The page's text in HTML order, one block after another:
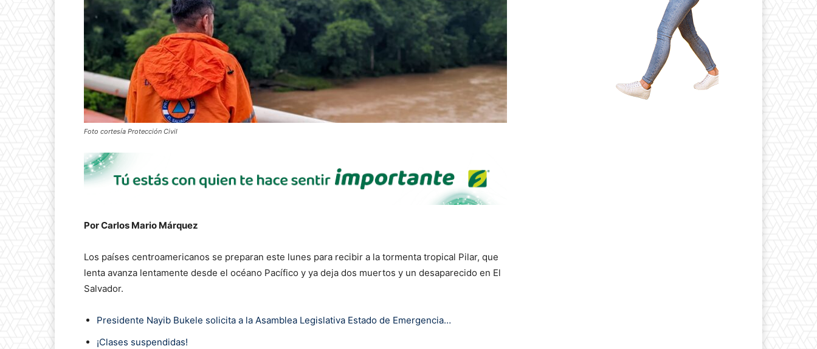
Foto cortesía Protección Civil
Por Carlos Mario Márquez
Los países centroamericanos se preparan este lunes para recibir a la tormenta tropical Pilar, que
lenta avanza lentamente desde el océano Pacífico y ya deja dos muertos y un desaparecido en El
Salvador.
Presidente Nayib Bukele solicita a la Asamblea Legislativa Estado de Emergencia…
¡Clases suspendidas!